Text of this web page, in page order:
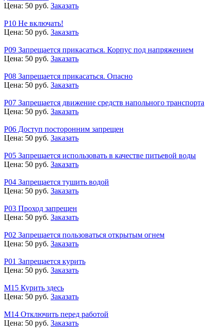
Цена: 50 руб. Заказать
Р10 Не включать!
Цена: 50 руб. Заказать
Р09 Запрещается прикасаться. Корпус под напряжением
Цена: 50 руб. Заказать
Р08 Запрещается прикасаться. Опасно
Цена: 50 руб. Заказать
Р07 Запрещается движение средств напольного транспорта
Цена: 50 руб. Заказать
Р06 Доступ посторонним запрещен
Цена: 50 руб. Заказать
Р05 Запрещается использовать в качестве питьевой воды
Цена: 50 руб. Заказать
Р04 Запрещается тушить водой
Цена: 50 руб. Заказать
Р03 Проход запрещен
Цена: 50 руб. Заказать
Р02 Запрещается пользоваться открытым огнем
Цена: 50 руб. Заказать
Р01 Запрещается курить
Цена: 50 руб. Заказать
М15 Курить здесь
Цена: 50 руб. Заказать
М14 Отключить перед работой
Цена: 50 руб. Заказать